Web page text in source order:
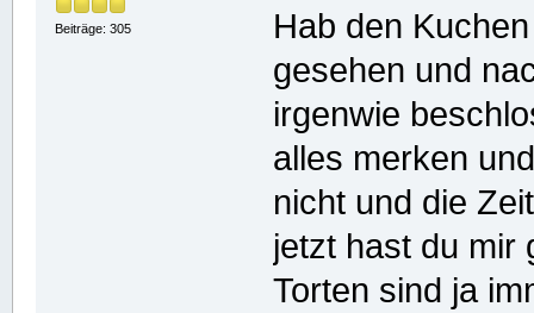
Beiträge: 305
Hab den
gesehen und
irgenwie
alles merken
nicht und die
jetzt hast du mir
Torten sind ja